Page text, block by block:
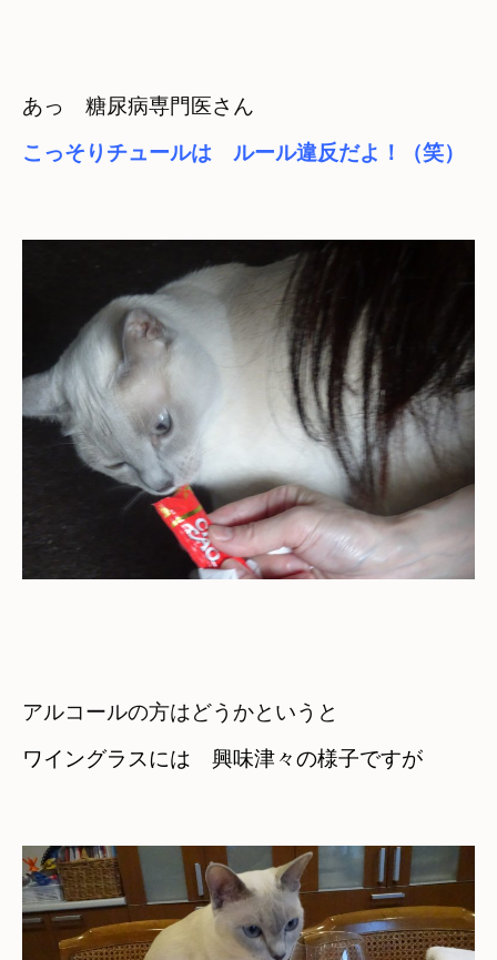
あっ　糖尿病専門医さん
こっそりチュールは　ルール違反だよ！（笑）
アルコールの方はどうかというと
ワイングラスには　興味津々の様子ですが